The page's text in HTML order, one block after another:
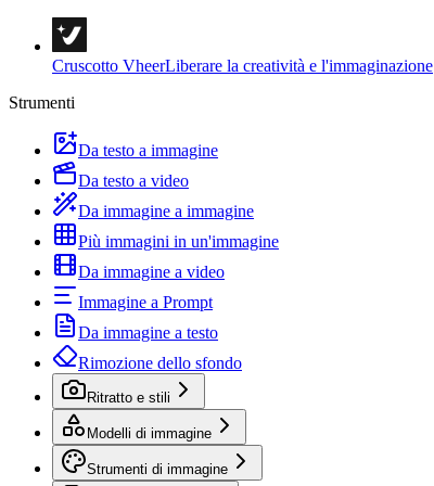
Cruscotto VheerLiberare la creatività e l'immaginazione
Strumenti
Da testo a immagine
Da testo a video
Da immagine a immagine
Più immagini in un'immagine
Da immagine a video
Immagine a Prompt
Da immagine a testo
Rimozione dello sfondo
Ritratto e stili
Modelli di immagine
Strumenti di immagine